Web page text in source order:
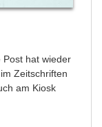
hat wieder
Zeitschriften
am Kiosk